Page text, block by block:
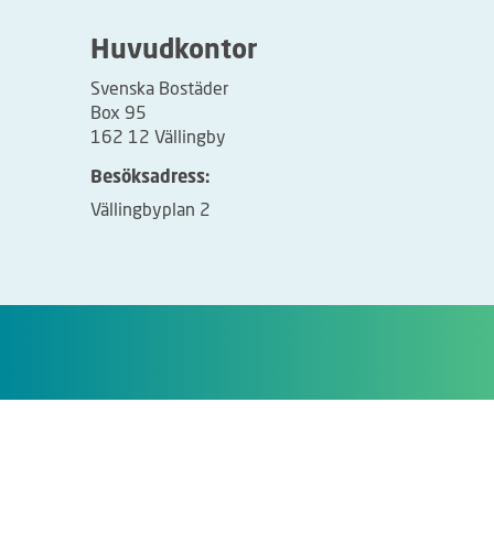
Huvudkontor
Svenska Bostäder
Box 95
162 12 Vällingby
Besöksadress:
Vällingbyplan 2